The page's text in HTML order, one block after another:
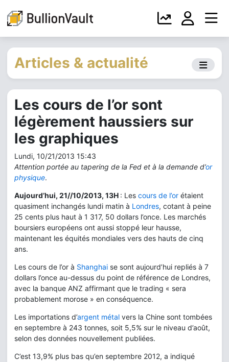
Articles & actualité
Les cours de l’or sont
légèrement haussiers sur
les graphiques
Lundi, 10/21/2013 15:43
Attention portée au tapering de la Fed et à la demande d’or
physique.
Aujourd’hui, 21//10/2013, 13H : Les cours de l’or étaient
quasiment inchangés lundi matin à Londres, cotant à peine
25 cents plus haut à 1 317, 50 dollars l’once. Les marchés
boursiers européens ont aussi stoppé leur hausse,
maintenant les équités mondiales vers des hauts de cinq
ans.
Les cours de l’or à Shanghai se sont aujourd’hui repliés à 7
dollars l’once au-dessus du point de référence de Londres,
avec la banque ANZ affirmant que le trading « sera
probablement morose » en conséquence.
Les importations d’argent métal vers la Chine sont tombées
en septembre à 243 tonnes, soit 5,5% sur le niveau d’août,
selon des données nouvellement publiées.
C’est 13,9% plus bas qu’en septembre 2012, a indiqué